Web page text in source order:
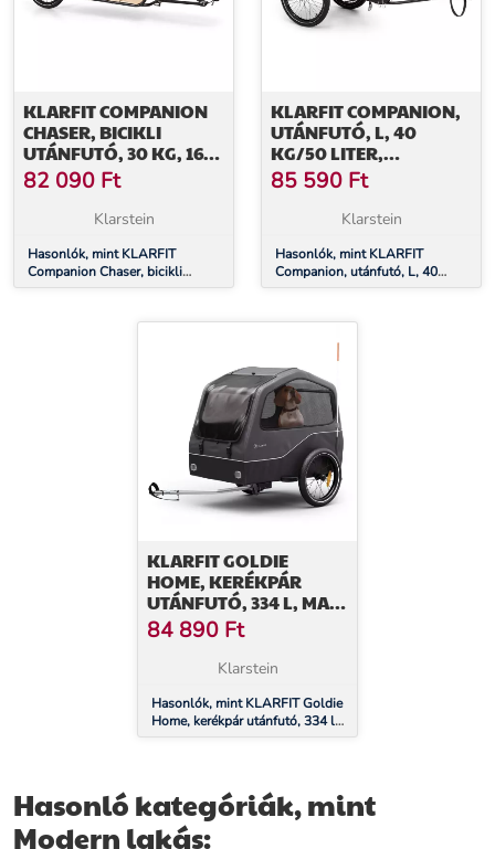
KLARFIT COMPANION
CHASER, BICIKLI
UTÁNFUTÓ, 30 KG, 16",
MULTIPLEX, NYÍRFA
82 090 Ft
Klarstein
Hasonlók, mint KLARFIT
Companion Chaser, bicikli
utánfutó, 30 kg, 16", multiplex,
KLARFIT COMPANION,
UTÁNFUTÓ, L, 40
KG/50 LITER,
KERÉKPÁR UTÁNFUTÓ,
KOCSI, 16
85 590 Ft
Klarstein
Hasonlók, mint KLARFIT
Companion, utánfutó, L, 40
kg/50 liter, kerékpár utánfutó,
KLARFIT GOLDIE
HOME, KERÉKPÁR
UTÁNFUTÓ, 334 L, MAX.
40 KG,
ÖSSZECSUKHATÓ,
IDŐJÁRÁSÁLLÓ
84 890 Ft
Klarstein
Hasonlók, mint KLARFIT Goldie
Home, kerékpár utánfutó, 334 l,
max. 40 kg, összecsukható,
Hasonló kategóriák, mint
Modern lakás: